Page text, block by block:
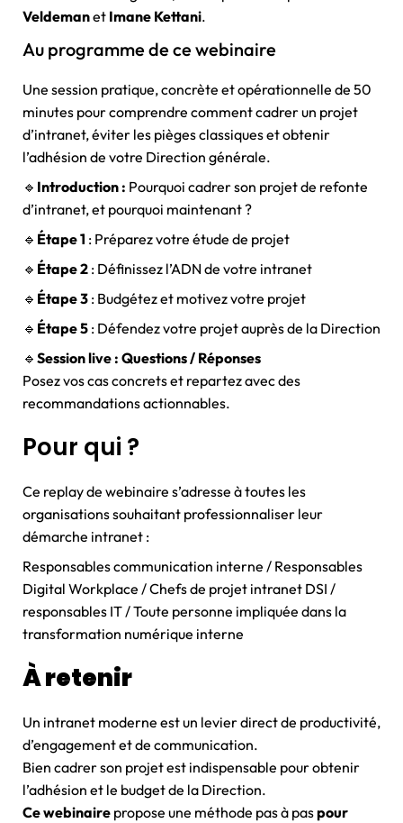
Veldemanet Imane Kettani.
Au programme de ce webinaire
Une session pratique, concrète et opérationnelle de 50
minutes pour comprendre comment cadrer un projet
d’intranet, éviter les pièges classiques et obtenir
l’adhésion de votre Direction générale.
🔹 Introduction : Pourquoi cadrer son projet de refonte
d’intranet, et pourquoi maintenant ?
🔹 Étape 1 : Préparez votre étude de projet
🔹 Étape 2 : Définissez l’ADN de votre intranet
🔹 Étape 3 : Budgétez et motivez votre projet
🔹 Étape 5 : Défendez votre projet auprès de la Direction
🔹 Session live : Questions / Réponses
Posez vos cas concrets et repartez avec des
recommandations actionnables.
Pour qui ?
Ce replay de webinaire s’adresse à toutes les
organisations souhaitant professionnaliser leur
démarche intranet :
Responsables communication interne / Responsables
Digital Workplace / Chefs de projet intranet DSI /
responsables IT / Toute personne impliquée dans la
transformation numérique interne
À retenir
Un intranet moderne est un levier direct de productivité,
d’engagement et de communication.
Bien cadrer son projet est indispensable pour obtenir
l’adhésion et le budget de la Direction.
Ce webinaire propose une méthode pas à paspour